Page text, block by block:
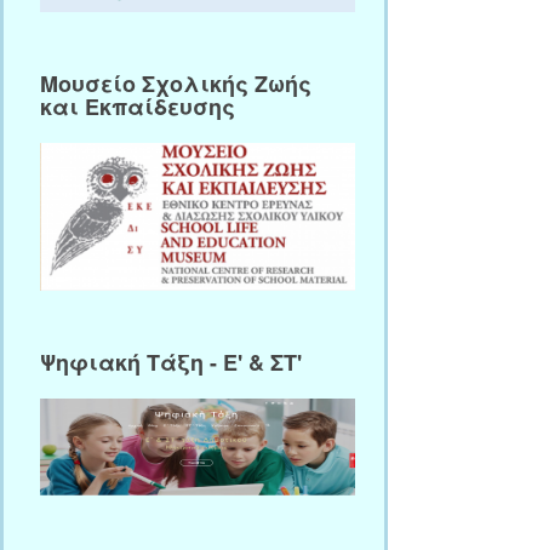
Μουσείο Σχολικής Ζωής
και Εκπαίδευσης
Ψηφιακή Τάξη - Ε' & ΣΤ'